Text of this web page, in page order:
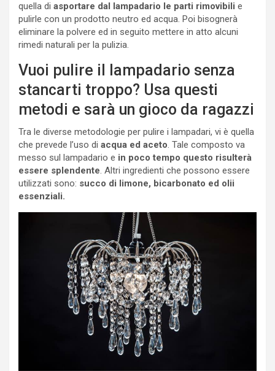
quella di asportare dal lampadario le parti rimovibili e
pulirle con un prodotto neutro ed acqua. Poi bisognerà
eliminare la polvere ed in seguito mettere in atto alcuni
rimedi naturali per la pulizia.
Vuoi pulire il lampadario senza
stancarti troppo? Usa questi
metodi e sarà un gioco da ragazzi
Tra le diverse metodologie per pulire i lampadari, vi è quella
che prevede l’uso di acqua ed aceto. Tale composto va
messo sul lampadario e in poco tempo questo risulterà
essere splendente. Altri ingredienti che possono essere
utilizzati sono: succo di limone, bicarbonato ed olii
essenziali.